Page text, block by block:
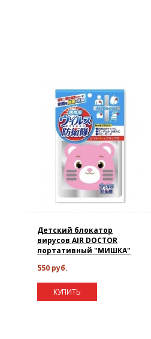
Детский блокатор
вирусов AIR DOCTOR
портативный "МИШКА"
550 руб.
КУПИТЬ